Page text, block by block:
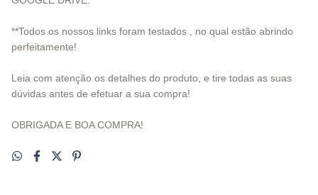
**Todos os nossos links foram testados , no qual estão abrindo
perfeitamente!
Leia com atenção os detalhes do produto, e tire todas as suas
dúvidas antes de efetuar a sua compra!
OBRIGADA E BOA COMPRA!